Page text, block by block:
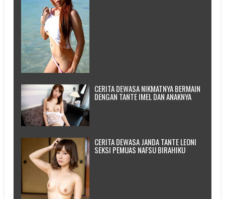
CERITA DEWASA NIKMATNYA BERMAIN
DENGAN TANTE IMEL DAN ANAKNYA
CERITA DEWASA JANDA TANTE LEONI
SEKSI PEMUAS NAFSU BIRAHIKU